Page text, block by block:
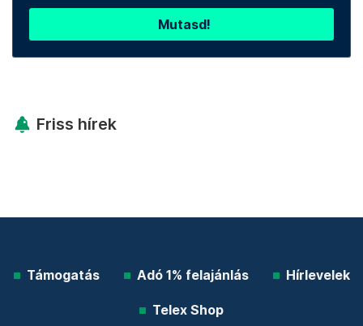
Mutasd!
Friss hírek
Támogatás Adó 1% felajánlás Hírlevelek
Telex Shop